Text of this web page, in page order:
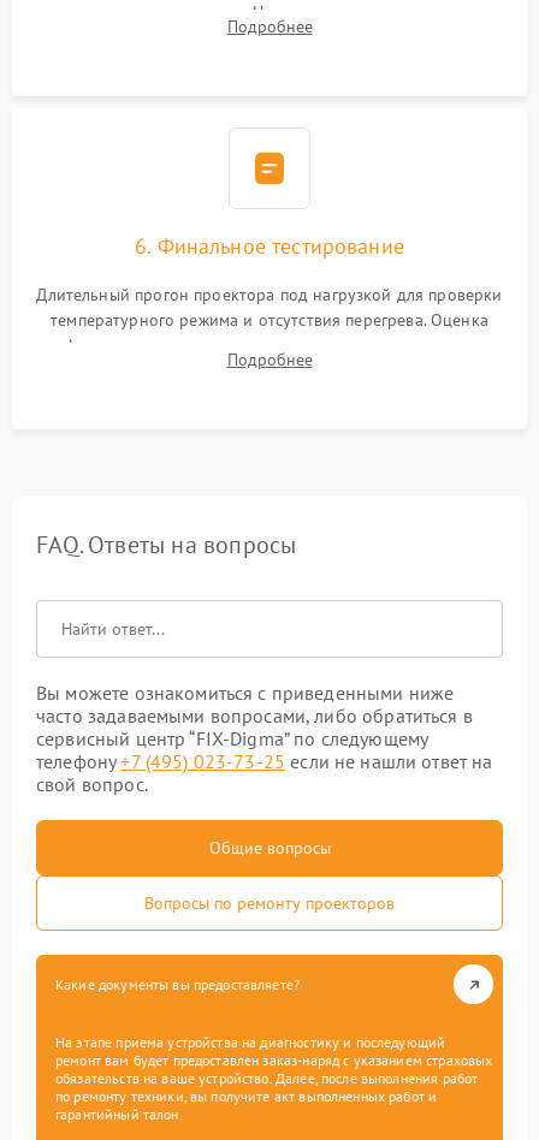
и устранения размытия. Надежное подключение всех
шлейфов, установка датчиков и закрытие корпуса
Подробнее
6. Финальное тестирование
Длительный прогон проектора под нагрузкой для проверки
температурного режима и отсутствия перегрева. Оценка
фокуса, контрастности и цветопередачи на тестовых
таблицах. Проверка работы всех видеовходов и кнопок
Подробнее
FAQ. Ответы на вопросы
Вы можете ознакомиться с приведенными ниже
часто задаваемыми вопросами, либо обратиться в
сервисный центр “FIX-Digma” по следующему
телефону+7 (495) 023-73-25 если не нашли ответ на
свой вопрос.
Общие вопросы
Вопросы по ремонту проекторов
Какие документы вы предоставляете?
На этапе приема устройства на диагностику и последующий
ремонт вам будет предоставлен заказ-наряд с указанием страховых
обязательств на ваше устройство. Далее, после выполнения работ
по ремонту техники, вы получите акт выполненных работ и
гарантийный талон.